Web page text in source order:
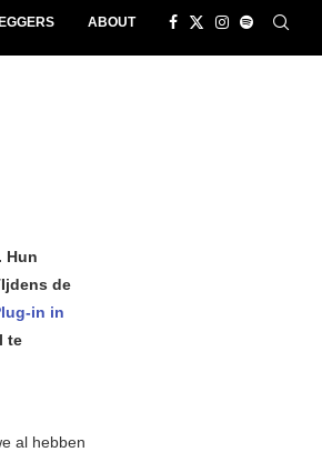
ABOUT
Hun
de
in in
te
al hebben